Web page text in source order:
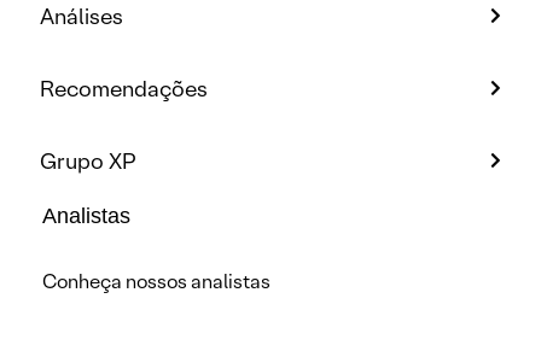
Análises
Recomendações
Grupo XP
Analistas
Conheça nossos analistas